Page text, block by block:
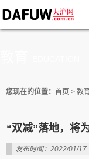
您现在的位置： 首页 > 教
“双减”落地，将
发布时间：2022/01/17